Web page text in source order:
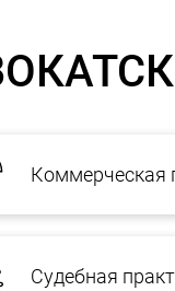
Коммерческая
Судебная